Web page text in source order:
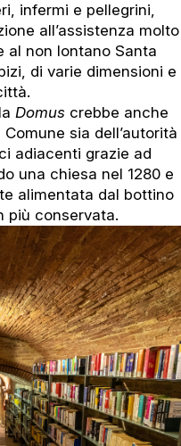
infermi e pellegrini,
all’assistenza molto
al non lontano Santa
di varie dimensioni e
Domus crebbe anche
sia dell’autorità
adiacenti grazie ad
una chiesa nel 1280 e
alimentata dal bottino
più conservata.